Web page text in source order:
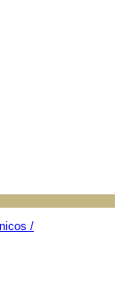
/